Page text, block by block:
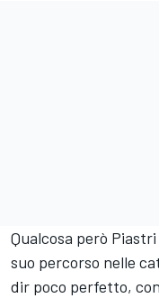
Qualcosa però
suo percorso nelle
dir poco perfetto,